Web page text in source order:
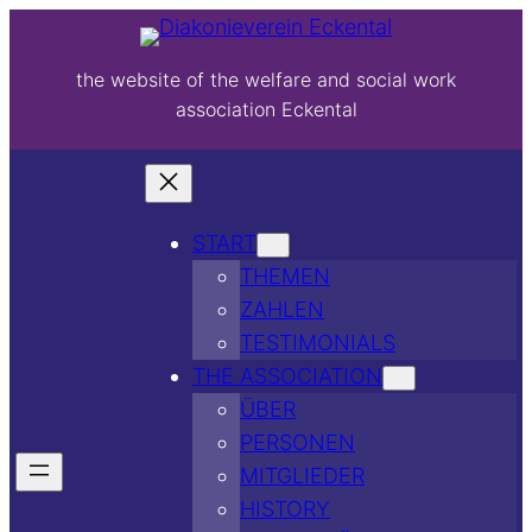
the website of the welfare and social work
association Eckental
START
THEMEN
ZAHLEN
TESTIMONIALS
THE ASSOCIATION
ÜBER
PERSONEN
MITGLIEDER
HISTORY